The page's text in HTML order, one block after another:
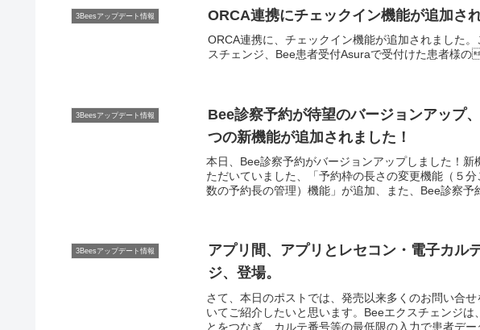
3Beesアップデート情報 ORCA連携にチェックイン機能が追加され
ORCA連携に、チェックイン機能が追加されました
スチェンジ、Bee患者受付Asuraで受付けた患者様の
3Beesアップデート情報
Bee診察予約が待望のバージョンアップ
つの新機能が追加されました！
本日、Bee診察予約がバージョンアップしました！
ただいていました、「予約枠の長さの変更機能（５
数の予約長の管理）機能」が追加、また、Bee診察予
3Beesアップデート情報
アプリ間、アプリとレセコン・電子カル
ジ、登場。
さて、本日のポストでは、発売以来多くのお問い合
いてご紹介したいと思います。Beeエクスチェンジ
とをつなぎ、カルテ番号等の最低限の入力で患者デ